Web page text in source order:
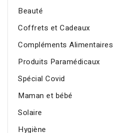
Beauté
Coffrets et Cadeaux
Compléments Alimentaires
Produits Paramédicaux
Spécial Covid
Maman et bébé
Solaire
Hygiène